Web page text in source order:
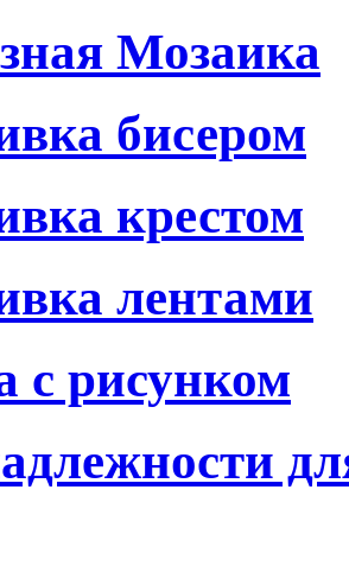
Мозаика
бисером
крестом
лентами
с рисунком